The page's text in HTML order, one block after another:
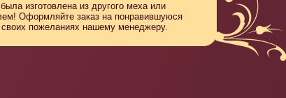
изготовлена из другого меха или
Оформляйте заказ на понравившуюся
пожеланиях нашему менеджеру.